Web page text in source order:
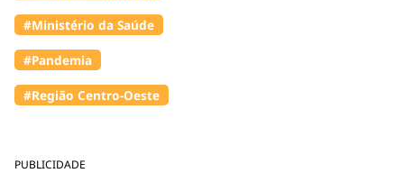
PUBLICIDADE
#Ministério da Saúde
#Pandemia
#Região Centro-Oeste